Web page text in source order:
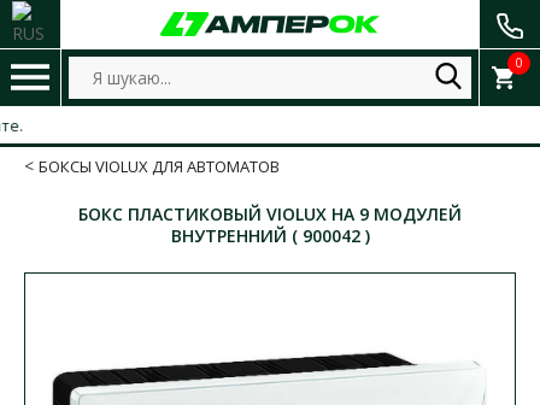
0
БОКСЫ VIOLUX ДЛЯ АВТОМАТОВ
БОКС ПЛАСТИКОВЫЙ VIOLUX НА 9 МОДУЛЕЙ
ВНУТРЕННИЙ ( 900042 )